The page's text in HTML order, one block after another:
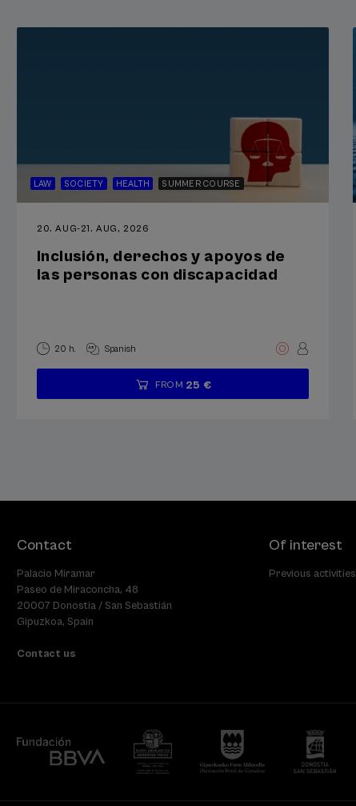
LAW SOCIETY HEALTH SUMMER COURSE
20. AUG-21. AUG, 2026
Inclusión, derechos y apoyos de
las personas con discapacidad
20 h. Spanish
...
FROM 25 €
Last
places
Free
Date
expired
Enrollment
deadline
Contact
Palacio Miramar
Paseo de Miraconcha, 48
20007 Donostia / San Sebastián
Gipuzkoa, Spain
Contact us
Of interest
Previous activities